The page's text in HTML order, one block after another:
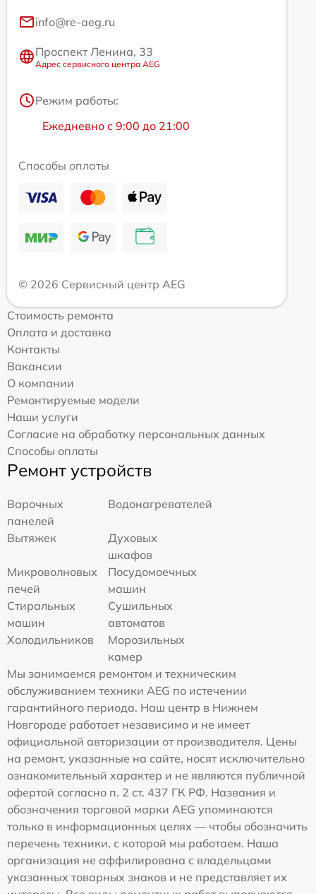
info@re-aeg.ru
Проспект Ленина, 33
Адрес сервисного центра AEG
Режим работы:
Ежедневно с 9:00 до 21:00
Способы оплаты
© 2026 Сервисный центр AEG
Стоимость ремонта
Оплата и доставка
Контакты
Вакансии
О компании
Ремонтируемые модели
Наши услуги
Согласие на обработку персональных данных
Способы оплаты
Ремонт устройств
Варочных
панелей
Водонагревателей
Вытяжек
Духовых
шкафов
Микроволновых
печей
Посудомоечных
машин
Стиральных
машин
Сушильных
автоматов
Холодильников
Морозильных
камер
Мы занимаемся ремонтом и техническим
обслуживанием техники AEG по истечении
гарантийного периода. Наш центр в Нижнем
Новгороде работает независимо и не имеет
официальной авторизации от производителя. Цены
на ремонт, указанные на сайте, носят исключительно
ознакомительный характер и не являются публичной
офертой согласно п. 2 ст. 437 ГК РФ. Названия и
обозначения торговой марки AEG упоминаются
только в информационных целях — чтобы обозначить
перечень техники, с которой мы работаем. Наша
организация не аффилирована с владельцами
указанных товарных знаков и не представляет их